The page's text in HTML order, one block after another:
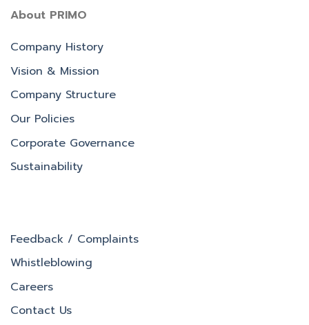
About PRIMO
Company History
Vision & Mission
Company Structure
Our Policies
Corporate Governance
Sustainability
Feedback / Complaints
Whistleblowing
Careers
Contact Us